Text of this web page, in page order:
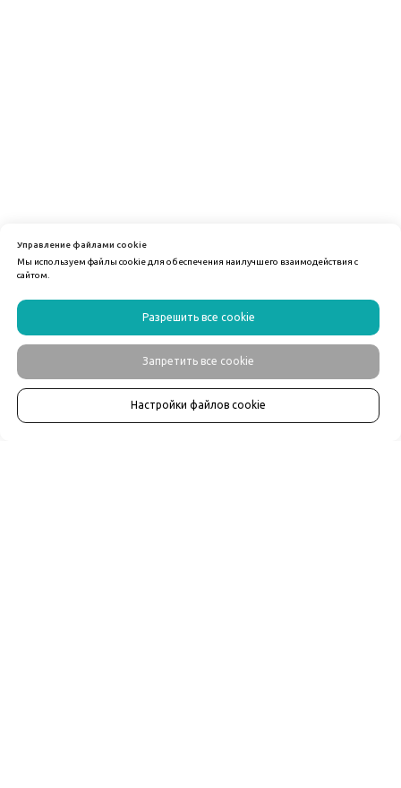
Управление файлами cookie
Мы используем файлы cookie для обеспечения наилучшего взаимодействия с
сайтом.
Разрешить все cookie
Запретить все cookie
Настройки файлов cookie